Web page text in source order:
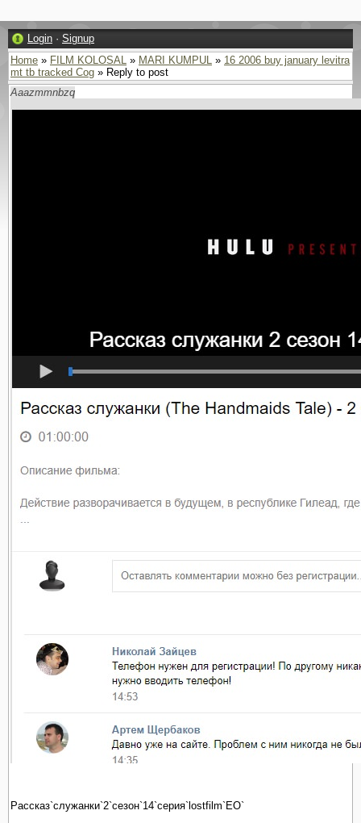
Login · Signup
Home » FILM KOLOSAL » MARI KUMPUL » 16 2006 buy january levitra
mt tb tracked Cog » Reply to post
Aaazmmnbzq
Рассказ`служанки`2`сезон`14`серия`lostfilm`EO`